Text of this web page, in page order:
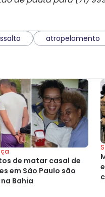
atropelamento
de matar casal de
em São Paulo são
Bahia